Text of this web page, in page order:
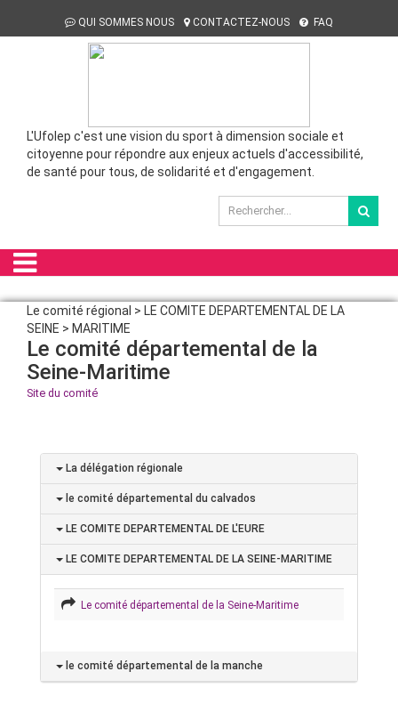
QUI SOMMES NOUS CONTACTEZ-NOUS FAQ
L'Ufolep c'est une vision du sport à dimension sociale et
citoyenne pour répondre aux enjeux actuels d'accessibilité,
de santé pour tous, de solidarité et d'engagement.
Le comité régional > LE COMITE DEPARTEMENTAL DE LA
SEINE > MARITIME
Le comité départemental de la
Seine-Maritime
Site du comité
La délégation régionale
le comité départemental du calvados
LE COMITE DEPARTEMENTAL DE L'EURE
LE COMITE DEPARTEMENTAL DE LA SEINE-MARITIME
Le comité départemental de la Seine-Maritime
le comité départemental de la manche